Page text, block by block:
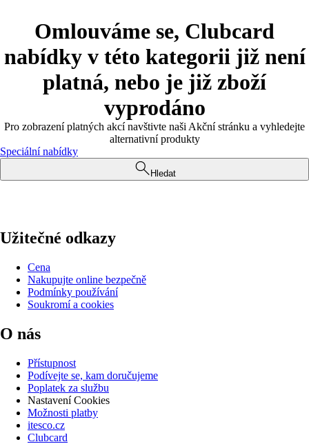
Omlouváme se, Clubcard
nabídky v této kategorii již není
platná, nebo je již zboží
vyprodáno
Pro zobrazení platných akcí navštivte naši Akční stránku a vyhledejte
alternativní produkty
Speciální nabídky
Hledat
Užitečné odkazy
Cena
Nakupujte online bezpečně
Podmínky používání
Soukromí a cookies
O nás
Přístupnost
Podívejte se, kam doručujeme
Poplatek za službu
Nastavení Cookies
Možnosti platby
itesco.cz
Clubcard